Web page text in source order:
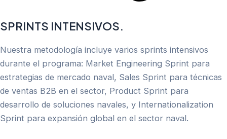
SPRINTS INTENSIVOS.
Nuestra metodología incluye varios sprints intensivos
durante el programa: Market Engineering Sprint para
estrategias de mercado naval, Sales Sprint para técnicas
de ventas B2B en el sector, Product Sprint para
desarrollo de soluciones navales, y Internationalization
Sprint para expansión global en el sector naval.